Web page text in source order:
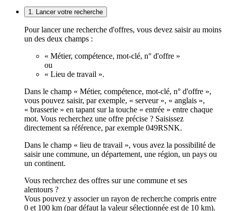
1. Lancer votre recherche
Pour lancer une recherche d'offres, vous devez saisir au moins
un des deux champs :
« Métier, compétence, mot-clé, n° d'offre »
ou
« Lieu de travail ».
Dans le champ « Métier, compétence, mot-clé, n° d'offre »,
vous pouvez saisir, par exemple, « serveur », « anglais »,
« brasserie » en tapant sur la touche « entrée » entre chaque
mot. Vous recherchez une offre précise ? Saisissez
directement sa référence, par exemple 049RSNK.
Dans le champ « lieu de travail », vous avez la possibilité de
saisir une commune, un département, une région, un pays ou
un continent.
Vous recherchez des offres sur une commune et ses
alentours ?
Vous pouvez y associer un rayon de recherche compris entre
0 et 100 km (par défaut la valeur sélectionnée est de 10 km).